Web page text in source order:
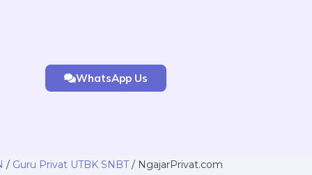
WhatsApp Us
/ Guru Privat UTBK SNBT/ NgajarPrivat.com
Price